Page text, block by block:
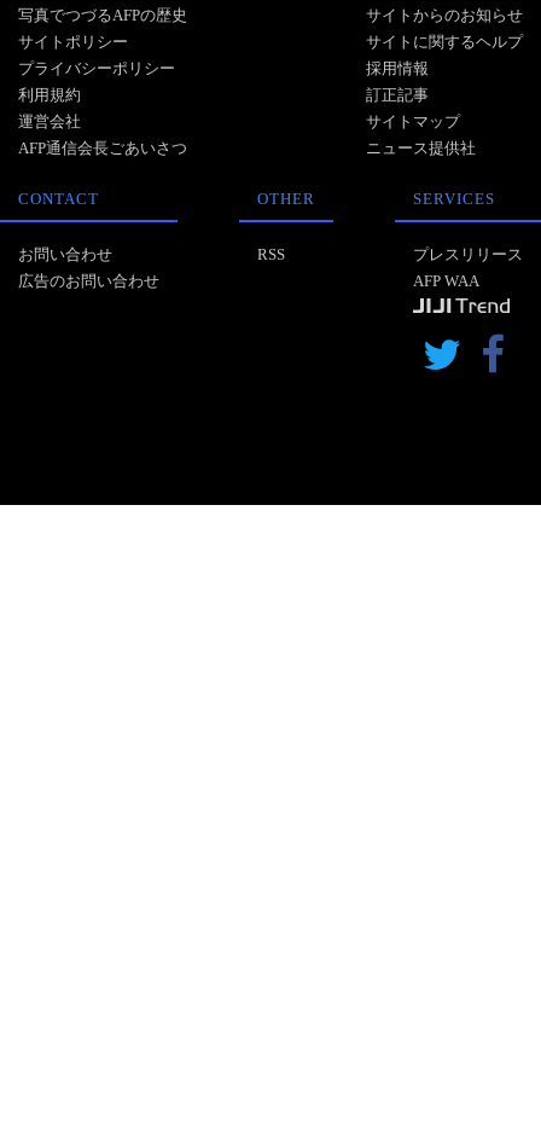
写真でつづるAFPの歴史
サイトポリシー
プライバシーポリシー
利用規約
運営会社
AFP通信会長ごあいさつ
サイトからのお知らせ
サイトに関するヘルプ
採用情報
訂正記事
サイトマップ
ニュース提供社
CONTACT
お問い合わせ
広告のお問い合わせ
OTHER
RSS
SERVICES
プレスリリース
AFP WAA